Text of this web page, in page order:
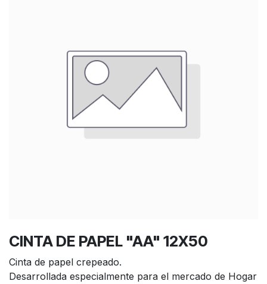
CINTA DE PAPEL "AA" 12X50
Cinta de papel crepeado.
Desarrollada especialmente para el mercado de Hogar